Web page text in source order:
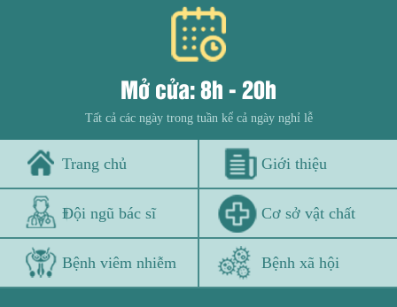
Mở cửa: 8h - 20h
Tất cả các ngày trong tuần kể cả ngày nghỉ lễ
Trang chủ Giới thiệu
Đội ngũ bác sĩ Cơ sở vật chất
Bệnh viêm nhiễm Bệnh xã hội